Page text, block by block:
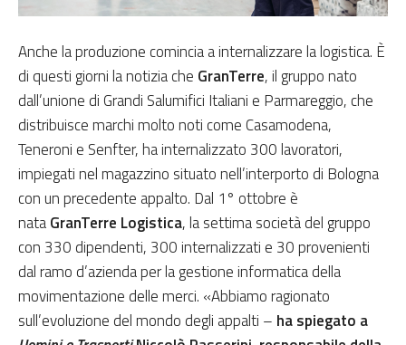
Anche la produzione comincia a internalizzare la logistica. È
di questi giorni la notizia che GranTerre, il gruppo nato
dall’unione di Grandi Salumifici Italiani e Parmareggio, che
distribuisce marchi molto noti come Casamodena,
Teneroni e Senfter, ha internalizzato 300 lavoratori,
impiegati nel magazzino situato nell’interporto di Bologna
con un precedente appalto. Dal 1° ottobre è
nataGranTerre Logistica, la settima società del gruppo
con 330 dipendenti, 300 internalizzati e 30 provenienti
dal ramo d’azienda per la gestione informatica della
movimentazione delle merci. «Abbiamo ragionato
sull’evoluzione del mondo degli appalti – ha spiegato a